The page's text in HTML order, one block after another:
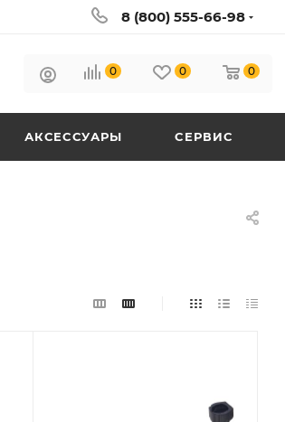
8 (800) 555-66-98
0 0 0
АКСЕССУАРЫ СЕРВИС